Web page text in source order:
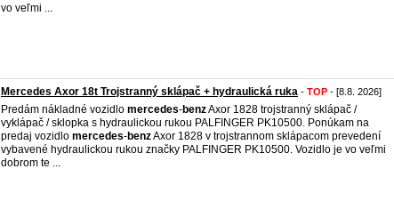
vo veľmi ...
Mercedes Axor 18t Trojstranný sklápač + hydraulická ruka - TOP - [8.8. 2026]
Predám nákladné vozidlo mercedes-benzAxor 1828 trojstranný sklápač /
vyklápač / sklopka s hydraulickou rukou PALFINGER PK10500. Ponúkam na
predaj vozidlo mercedes-benzAxor 1828 v trojstrannom sklápacom prevedení
vybavené hydraulickou rukou značky PALFINGER PK10500. Vozidlo je vo veľmi
dobrom te ...